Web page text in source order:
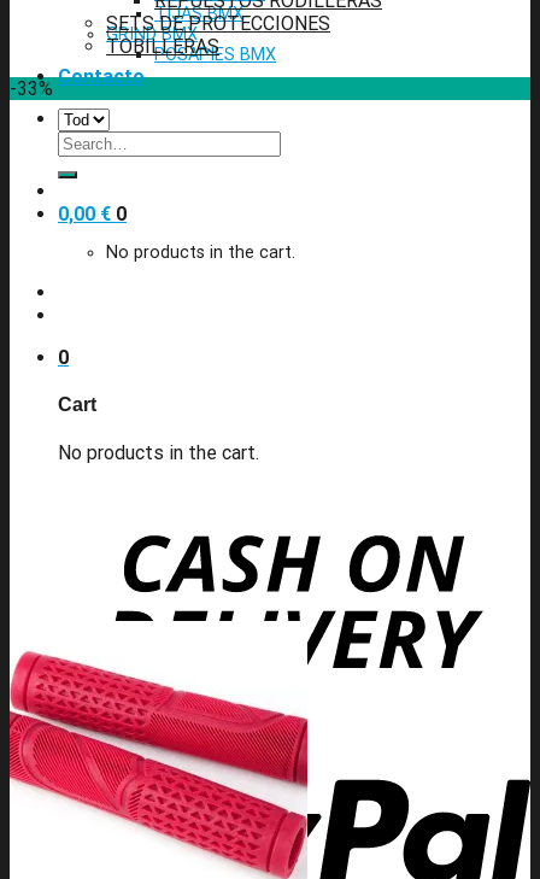
TIJAS BMX
GRIND BMX
POSAPIES BMX
Contacto
Search
for:
0,00 € 0
No products in the cart.
0
Cart
No products in the cart.
SETS DE PROTECCIONES
TOBILLERAS
-33%